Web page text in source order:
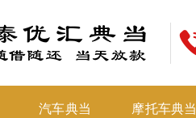
汽车典当 摩托车典当